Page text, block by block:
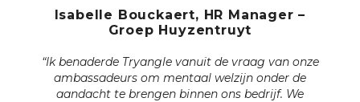
Isabelle Bouckaert, HR Manager –
Groep Huyzentruyt
“Ik benaderde Tryangle vanuit de vraag van onze
ambassadeurs om mentaal welzijn onder de
aandacht te brengen binnen ons bedrijf. We